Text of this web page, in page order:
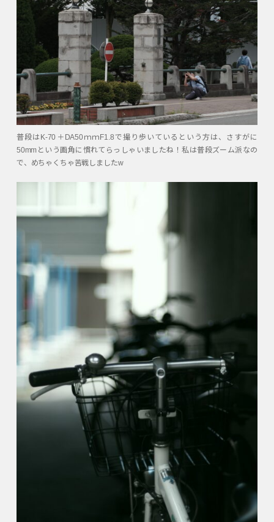
普段はK-70＋DA50ｍｍF1.8で撮り歩いているという方は、さすがに
50mmという画角に慣れてらっしゃいましたね！私は普段ズーム派なの
で、めちゃくちゃ苦戦しましたw